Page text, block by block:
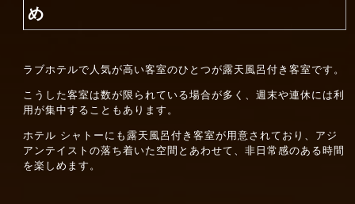
め
ラブホテルで人気が高い客室のひとつが露天風呂付き客室です。
こうした客室は数が限られている場合が多く、週末や連休には利
用が集中することもあります。
ホテル シャトーにも露天風呂付き客室が用意されており、アジ
アンテイストの落ち着いた空間とあわせて、非日常感のある時間
を楽しめます。